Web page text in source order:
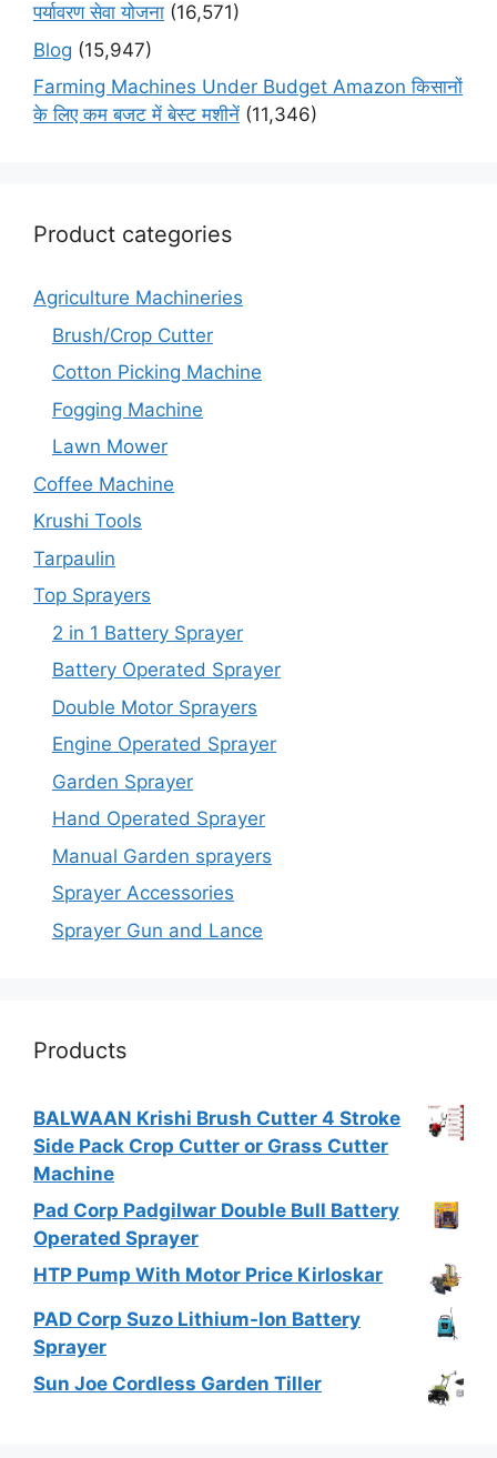
पर्यावरण सेवा योजना (16,571)
Blog (15,947)
Farming Machines Under Budget Amazon किसानों
के लिए कम बजट में बेस्ट मशीनें (11,346)
Product categories
Agriculture Machineries
Brush/Crop Cutter
Cotton Picking Machine
Fogging Machine
Lawn Mower
Coffee Machine
Krushi Tools
Tarpaulin
Top Sprayers
2 in 1 Battery Sprayer
Battery Operated Sprayer
Double Motor Sprayers
Engine Operated Sprayer
Garden Sprayer
Hand Operated Sprayer
Manual Garden sprayers
Sprayer Accessories
Sprayer Gun and Lance
Products
BALWAAN Krishi Brush Cutter 4 Stroke
Side Pack Crop Cutter or Grass Cutter
Machine
Pad Corp Padgilwar Double Bull Battery
Operated Sprayer
HTP Pump With Motor Price Kirloskar
PAD Corp Suzo Lithium-Ion Battery
Sprayer
Sun Joe Cordless Garden Tiller